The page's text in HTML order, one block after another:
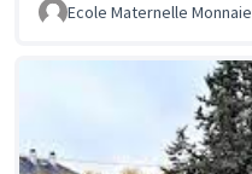
Ecole Maternelle Monnaie